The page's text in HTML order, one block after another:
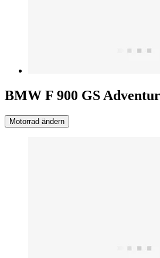
BMW F 900 GS
Motorrad ändern